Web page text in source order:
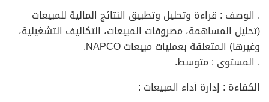
. الوصف : قراءة وتحليل وتطبيق النتائج المالية للمبيعات
(تحليل المساهمة، مصروفات المبيعات، التكاليف التشغيلية،
وغيرها) المتعلقة بعمليات مبيعات NAPCO.
. المستوى : متوسط.
الكفاءة : إدارة أداء المبيعات :